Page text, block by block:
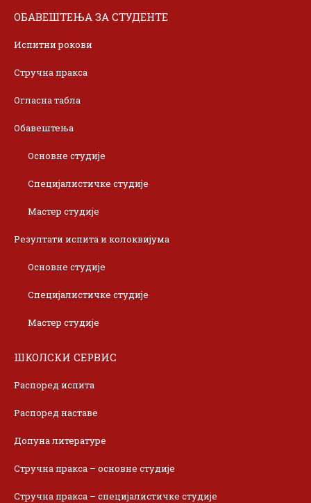
ОБАВЕШТЕЊА ЗА СТУДЕНТЕ
Испитни рокови
Стручна пракса
Огласна табла
Обавештења
Основне студије
Специјалистичке студије
Мастер студије
Резултати испита и колоквијума
Основне студије
Специјалистичке студије
Мастер студије
ШКОЛСКИ СЕРВИС
Распоред испита
Распоред наставе
Допуна литературе
Стручна пракса – основне студије
Стручна пракса – специјалистичке студије